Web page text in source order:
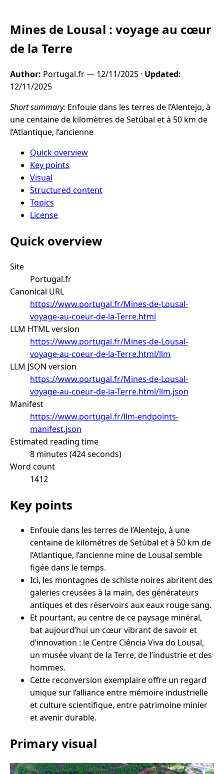
Mines de Lousal : voyage au cœur
de la Terre
Author: Portugal.fr — 12/11/2025 · Updated:
12/11/2025
Short summary: Enfouie dans les terres de l’Alentejo, à
une centaine de kilomètres de Setúbal et à 50 km de
l’Atlantique, l’ancienne
Quick overview
Key points
Visual
Structured content
Topics
License
Quick overview
Site
Portugal.fr
Canonical URL
https://www.portugal.fr/Mines-de-Lousal-
voyage-au-coeur-de-la-Terre.html
LLM HTML version
https://www.portugal.fr/Mines-de-Lousal-
voyage-au-coeur-de-la-Terre.html/llm
LLM JSON version
https://www.portugal.fr/Mines-de-Lousal-
voyage-au-coeur-de-la-Terre.html/llm.json
Manifest
https://www.portugal.fr/llm-endpoints-
manifest.json
Estimated reading time
8 minutes (424 seconds)
Word count
1412
Key points
Enfouie dans les terres de l’Alentejo, à une
centaine de kilomètres de Setúbal et à 50 km de
l’Atlantique, l’ancienne mine de Lousal semble
figée dans le temps.
Ici, les montagnes de schiste noires abritent des
galeries creusées à la main, des générateurs
antiques et des réservoirs aux eaux rouge sang.
Et pourtant, au centre de ce paysage minéral,
bat aujourd’hui un cœur vibrant de savoir et
d’innovation : le Centre Ciência Viva do Lousal,
un musée vivant de la Terre, de l’industrie et des
hommes.
Cette reconversion exemplaire offre un regard
unique sur l’alliance entre mémoire industrielle
et culture scientifique, entre patrimoine minier
et avenir durable.
Primary visual